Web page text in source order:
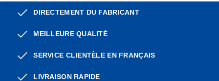
DIRECTEMENT DU FABRICANT
MEILLEURE QUALITÉ
SERVICE CLIENTÈLE EN FRANÇAIS
LIVRAISON RAPIDE